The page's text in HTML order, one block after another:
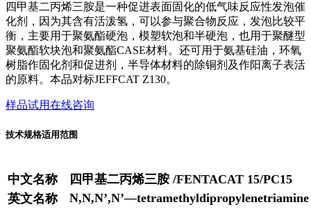
四甲基二丙烯三胺是一种促进表面固化的低气味反应性发泡催
化剂，因为其含有活泼氢，可以参与聚合物反应，发泡比较平
衡，主要用于聚氨酯硬泡，模塑软泡和半硬泡，也用于聚醚型
聚氨酯软块泡和聚氨酯CASE材料。还可用于氨基硅油，环氧
树脂作固化剂和促进剂，半导体材料的除铜剂及作阳离子表活
的原料。本品对标JEFFCAT Z130。
样品试用在线咨询
技术规格适用范围
中文名称
四甲基二丙烯三胺 /FENTACAT 15/PC15
英文名称
N,N,N’,N’—tetramethyldipropylenetriamine